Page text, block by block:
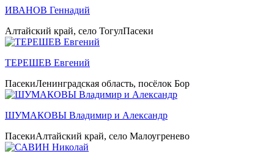
ИВАНОВ Геннадий
Алтайский край, село ТогулПасеки
ТЕРЕШЕВ Евгений
ПасекиЛенинградская область, посёлок Бор
ШУМАКОВЫ Владимир и Александр
ПасекиАлтайский край, село Малоугренево